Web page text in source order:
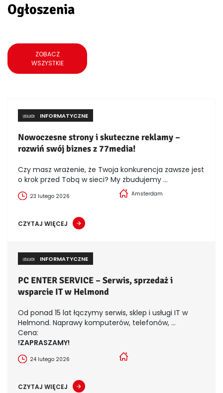
Ogłoszenia
ZOBACZ
WSZYSTKIE
USŁUGI INFORMATYCZNE
Nowoczesne strony i skuteczne reklamy –
rozwiń swój biznes z 77media!
Czy masz wrażenie, że Twoja konkurencja zawsze jest
o krok przed Tobą w sieci? My zbudujemy ...
23 lutego 2026 Amsterdam
CZYTAJ WIĘCEJ
USŁUGI INFORMATYCZNE
PC ENTER SERVICE – Serwis, sprzedaż i
wsparcie IT w Helmond
Od ponad 15 lat łączymy serwis, sklep i usługi IT w
Helmond. Naprawy komputerów, telefonów, ...
Cena:
!ZAPRASZAMY!
24 lutego 2026
CZYTAJ WIĘCEJ